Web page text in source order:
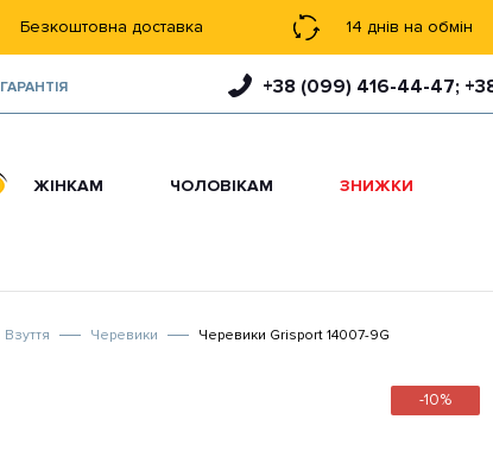
Безкоштовна доставка 14 днів на обмін
ГАРАНТІЯ +38 (099) 416-44-47;
ЖІНКАМ ЧОЛОВІКАМ ЗНИЖКИ
Взуття Черевики Черевики Grisport 14007-9G
-10%